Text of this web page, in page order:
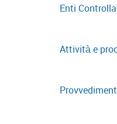
Enti
Attività e